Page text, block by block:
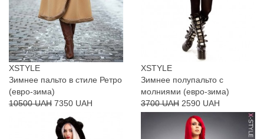
XSTYLE
Зимнее пальто в стиле Ретро
(евро-зима)
10500 UAH 7350 UAH
XSTYLE
Зимнее полупальто с
молниями (евро-зима)
3700 UAH 2590 UAH